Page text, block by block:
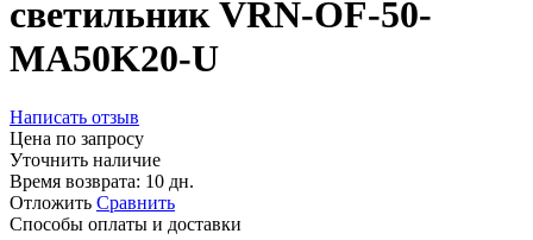
светильник VRN-OF-50-
MA50K20-U
Написать отзыв
Цена по запросу
Уточнить наличие
Время возврата: 10 дн.
Отложить Сравнить
Способы оплаты и доставки